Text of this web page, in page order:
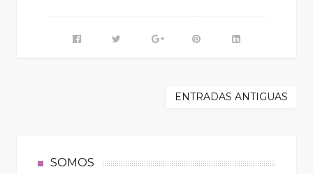
ENTRADAS ANTIGUAS
SOMOS